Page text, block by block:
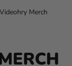
Videohry Merch